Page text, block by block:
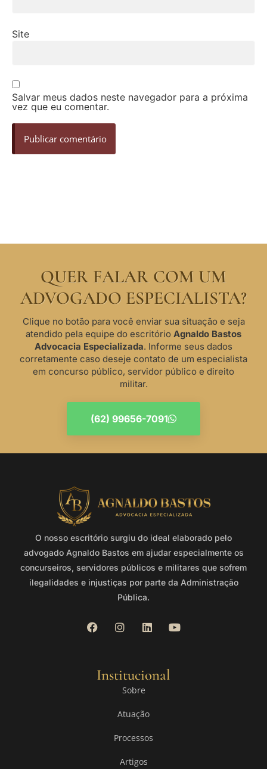
Site
Salvar meus dados neste navegador para a próxima
vez que eu comentar.
QUER FALAR COM UM
ADVOGADO ESPECIALISTA?
Clique no botão para você enviar sua situação e seja
atendido pela equipe do escritório Agnaldo Bastos
Advocacia Especializada. Informe seus dados
corretamente caso deseje contato de um especialista
em concurso público, servidor público e direito
militar.
(62) 99656-7091
O nosso escritório surgiu do ideal elaborado pelo
advogado Agnaldo Bastos em ajudar especialmente os
concurseiros, servidores públicos e militares que sofrem
ilegalidades e injustiças por parte da Administração
Pública.
Institucional
Sobre
Atuação
Processos
Artigos